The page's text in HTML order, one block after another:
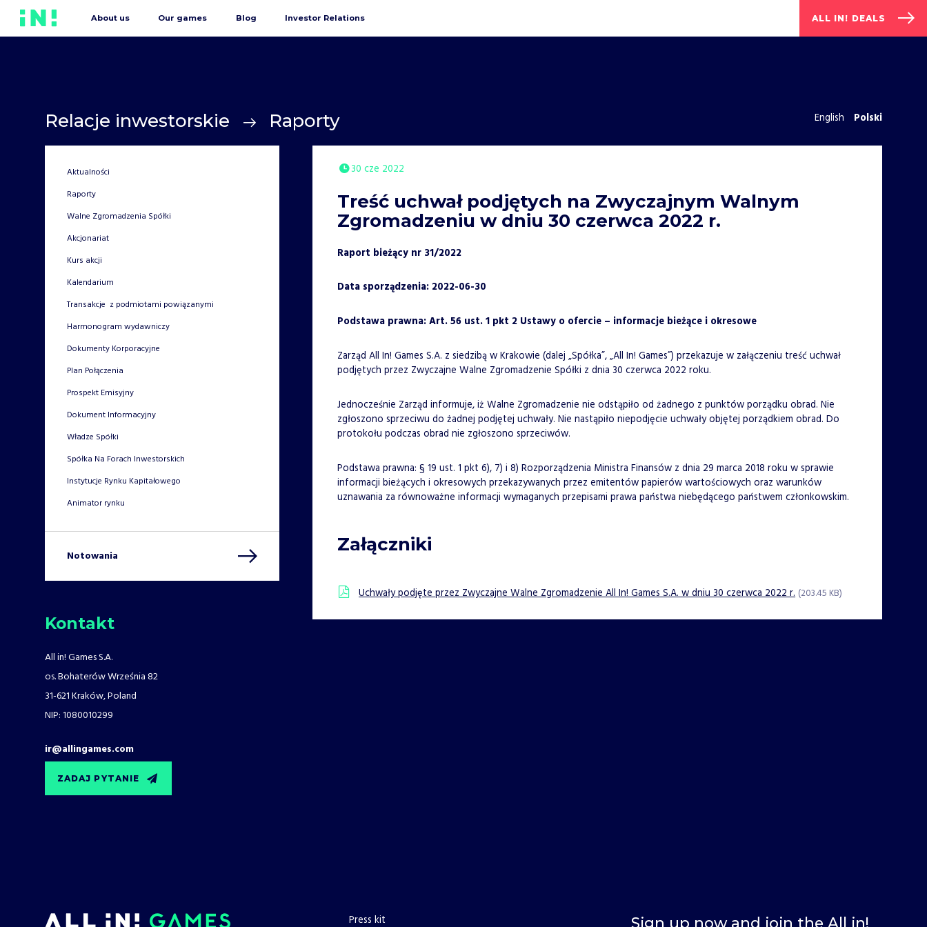
About us Our games Blog Investor Relations ALL IN! DEALS
Relacje inwestorskie Raporty English Polski
Aktualności
Raporty
Walne Zgromadzenia Spółki
Akcjonariat
Kurs akcji
Kalendarium
Transakcje z podmiotami powiązanymi
Harmonogram wydawniczy
Dokumenty Korporacyjne
Plan Połączenia
Prospekt Emisyjny
Dokument Informacyjny
Władze Spółki
Spółka Na Forach Inwestorskich
Instytucje Rynku Kapitałowego
Animator rynku
Notowania
Kontakt
All in! Games S.A.
os. Bohaterów Września 82
31-621 Kraków, Poland
NIP: 1080010299
ir@allingames.com
ZADAJ PYTANIE
30 cze 2022
Treść uchwał podjętych na Zwyczajnym Walnym
Zgromadzeniu w dniu 30 czerwca 2022 r.
Raport bieżący nr 31/2022
Data sporządzenia: 2022-06-30
Podstawa prawna: Art. 56 ust. 1 pkt 2 Ustawy o ofercie – informacje bieżące i okresowe
Zarząd All In! Games S.A. z siedzibą w Krakowie (dalej „Spółka”, „All In! Games”) przekazuje w załączeniu treść uchwał
podjętych przez Zwyczajne Walne Zgromadzenie Spółki z dnia 30 czerwca 2022 roku.
Jednocześnie Zarząd informuje, iż Walne Zgromadzenie nie odstąpiło od żadnego z punktów porządku obrad. Nie
zgłoszono sprzeciwu do żadnej podjętej uchwały. Nie nastąpiło niepodjęcie uchwały objętej porządkiem obrad. Do
protokołu podczas obrad nie zgłoszono sprzeciwów.
Podstawa prawna: § 19 ust. 1 pkt 6), 7) i 8) Rozporządzenia Ministra Finansów z dnia 29 marca 2018 roku w sprawie
informacji bieżących i okresowych przekazywanych przez emitentów papierów wartościowych oraz warunków
uznawania za równoważne informacji wymaganych przepisami prawa państwa niebędącego państwem członkowskim.
Załączniki
Uchwały podjęte przez Zwyczajne Walne Zgromadzenie All In! Games S.A. w dniu 30 czerwca 2022 r. (203.45 KB)
Sign up now and join the All in!
Press kit